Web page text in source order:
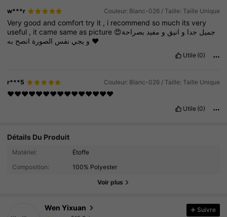
w***r Couleur: Blanc-026 / Taille: Taille Unique
Verygood andcomforttry it , i recommend so much itsvery
useful , itcame same as picture 😍جميل جدا و انيق و مفيد بصراحة
و يجي نفس الصورة انصح ❤️
Utile (0)
r***5 Couleur: Blanc-026 / Taille: Taille Unique
❤️❤️❤️❤️❤️❤️❤️❤️❤️❤️❤️❤️❤️❤️❤️
Utile (0)
Détails Du Produit
Matériel:
Étoffe
Composition:
100% Polyester
Voir plus
Wen Yixuan
515 Suiveurs
515 Suiveurs
515 Suiveurs
515 Suiveurs
Suivre